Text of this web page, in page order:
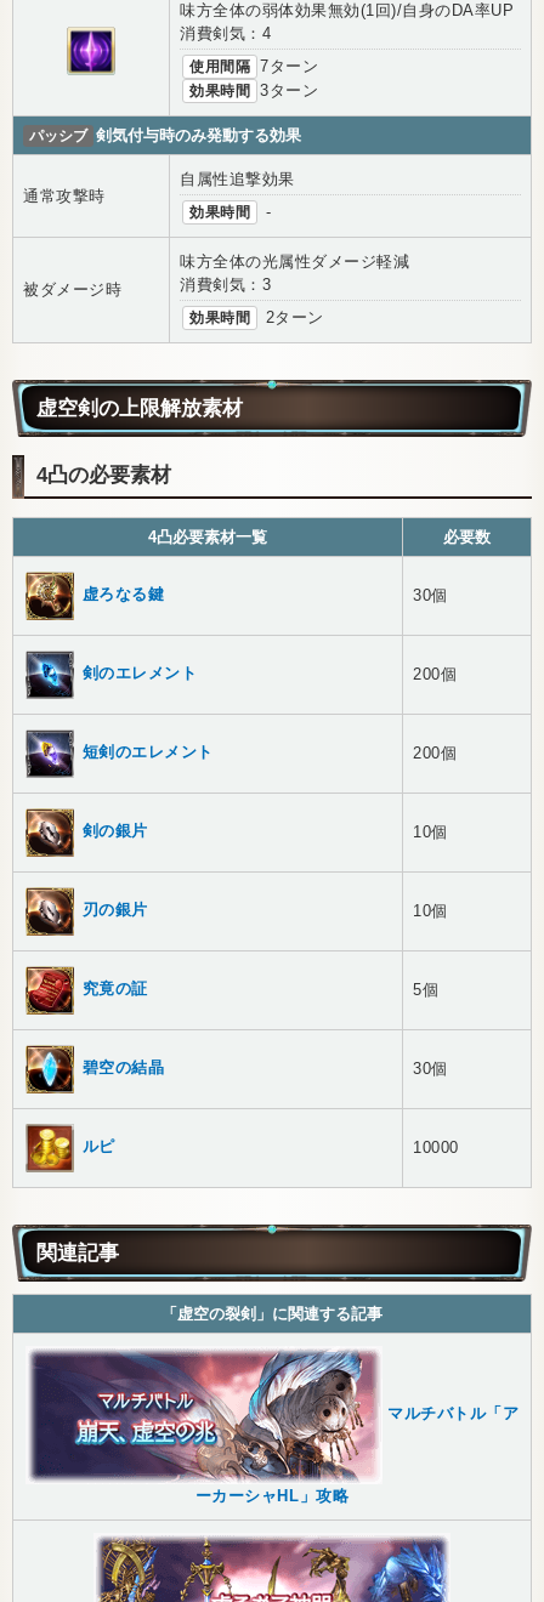
味方全体の弱体効果無効(1回)/自身のDA率UP
消費剣気：4
使用間隔 7ターン
効果時間 3ターン
パッシブ 剣気付与時のみ発動する効果
通常攻撃時
自属性追撃効果
効果時間
-
被ダメージ時
味方全体の光属性ダメージ軽減
消費剣気：3
効果時間
2ターン
虚空剣の上限解放素材
4凸の必要素材
4凸必要素材一覧 必要数
虚ろなる鍵 30個
剣のエレメント 200個
短剣のエレメント 200個
剣の銀片 10個
刃の銀片 10個
究竟の証 5個
碧空の結晶 30個
ルピ 10000
関連記事
「虚空の裂剣」に関連する記事
マルチバトル「ア
ーカーシャHL」攻略